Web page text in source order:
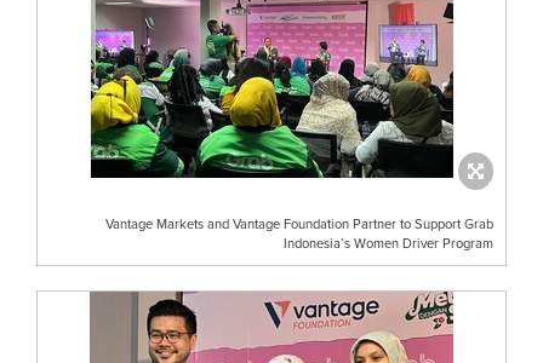
Vantage Markets and Vantage Foundation Partner to Support Grab
Indonesia’s Women Driver Program